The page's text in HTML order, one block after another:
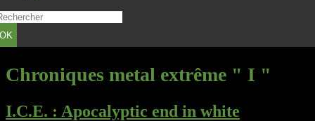
OK
Chroniques metal extrême " I "
I.C.E. : Apocalyptic end in white